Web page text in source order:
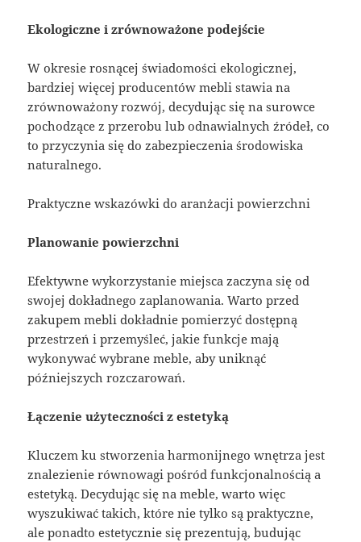
Ekologiczne i zrównoważone podejście
W okresie rosnącej świadomości ekologicznej,
bardziej więcej producentów mebli stawia na
zrównoważony rozwój, decydując się na surowce
pochodzące z przerobu lub odnawialnych źródeł, co
to przyczynia się do zabezpieczenia środowiska
naturalnego.
Praktyczne wskazówki do aranżacji powierzchni
Planowanie powierzchni
Efektywne wykorzystanie miejsca zaczyna się od
swojej dokładnego zaplanowania. Warto przed
zakupem mebli dokładnie pomierzyć dostępną
przestrzeń i przemyśleć, jakie funkcje mają
wykonywać wybrane meble, aby uniknąć
późniejszych rozczarowań.
Łączenie użyteczności z estetyką
Kluczem ku stworzenia harmonijnego wnętrza jest
znalezienie równowagi pośród funkcjonalnością a
estetyką. Decydując się na meble, warto więc
wyszukiwać takich, które nie tylko są praktyczne,
ale ponadto estetycznie się prezentują, budując